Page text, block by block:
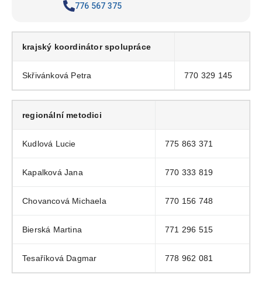
776 567 375
krajský koordinátor spolupráce
Skřivánková Petra 770 329 145
regionální metodici
Kudlová Lucie 775 863 371
Kapalková Jana 770 333 819
Chovancová Michaela 770 156 748
Bierská Martina 771 296 515
Tesaříková Dagmar 778 962 081